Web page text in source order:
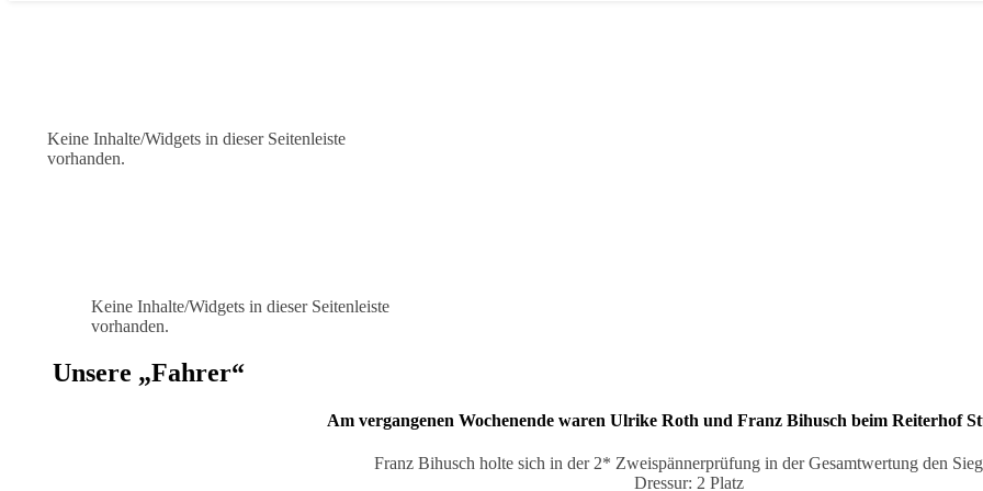
Keine Inhalte/Widgets in dieser Seitenleiste
vorhanden.
Keine Inhalte/Widgets in dieser Seitenleiste
vorhanden.
Unsere „Fahrer“
Am vergangenen Wochenende waren Ulrike Roth und Franz Bihusch beim Reiterhof
Franz Bihusch holte sich in der 2* Zweispännerprüfung in der Gesamtwertung den
Dressur: 2 Platz